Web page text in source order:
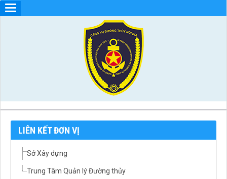
LIÊN KẾT ĐƠN VỊ
Sở Xây dựng
Trung Tâm Quản lý Đường thủy